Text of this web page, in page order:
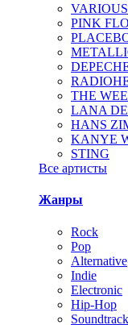
VARIOUS
PINK
THE
LANA
HANS
KANYE
STING
Все артисты
Жанры
Rock
Pop
Alternative
Indie
Electronic
Hip-Hop
Soundtrack